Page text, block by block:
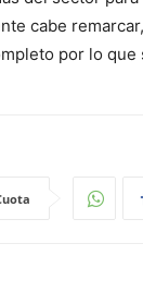
cabe
por lo que